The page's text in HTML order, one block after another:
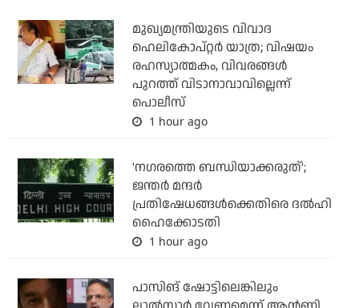
മുഖ്യമന്ത്രിയുടെ വിവാദ
ഹെലികോപ്റ്റര്‍ യാത്ര; വിഷയം
രഹസ്യാത്മകം, വിവരങ്ങള്‍
പുറത്ത് വിടാനാവാവില്ലെന്ന്
പൊലീസ്
1 hour ago
'നഗരത്തെ ബന്ധിയാക്കരുത്';
ജന്തര്‍ മന്ദര്‍
പ്രതിഷേധങ്ങള്‍ക്കെതിരെ ദല്‍ഹി
ഹൈക്കോടതി
1 hour ago
പാസിങ് ഷോട്ടിലെങ്കിലും